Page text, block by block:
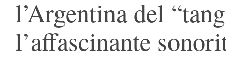
l’Argentina del
l’affascinante